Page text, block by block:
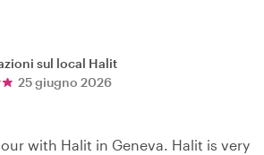
sul local Halit
25 giugno 2026
with Halit in Geneva. Halit is very